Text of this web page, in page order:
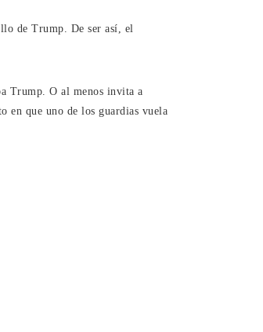
de Trump. De ser así, el
Trump. O al menos invita a
en que uno de los guardias vuela